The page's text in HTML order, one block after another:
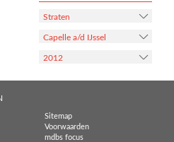
Straten
Capelle a/d IJssel
2012
Sitemap
Voorwaarden
mdbs focus